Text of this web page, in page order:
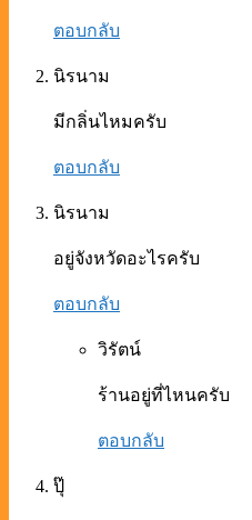
ตอบกลับ
นิรนาม
มีกลิ่นไหมครับ
ตอบกลับ
นิรนาม
อยู่จังหวัดอะไรครับ
ตอบกลับ
วิรัตน์
ร้านอยู่ที่ไหนครับ
ตอบกลับ
ปุ๊